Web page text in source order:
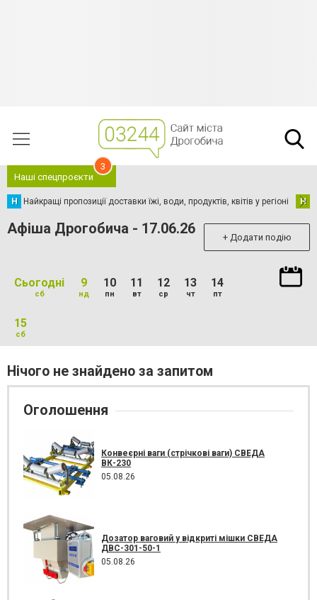
Наші спецпроєкти
3
Н Найкращі пропозиції доставки їжі, води, продуктів, квітів у регіоні Н
Афіша Дрогобича - 17.06.26 + Додати подію
Сьогодні
сб
9
нд
10
пн
11
вт
12
ср
13
чт
14
пт
15
сб
Нічого не знайдено за запитом
Оголошення
Конвеєрні ваги (стрічкові ваги) СВЕДА
ВК-230
05.08.26
Дозатор ваговий у відкриті мішки СВЕДА
ДВС-301-50-1
05.08.26